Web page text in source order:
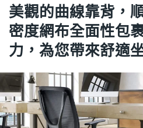
美觀的曲線靠背，
密度網布全面性包
力，為您帶來舒適